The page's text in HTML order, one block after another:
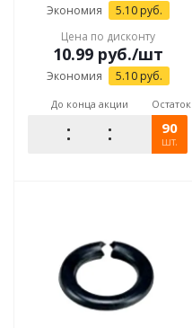
Экономия 5.10руб.
Цена по дисконту
10.99руб./шт
Экономия 5.10руб.
До конца акции Остаток
90
шт.